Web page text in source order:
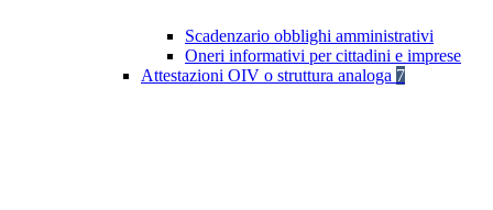
Scadenzario obblighi amministrativi
Oneri informativi per cittadini e imprese
Attestazioni OIV o struttura analoga 7